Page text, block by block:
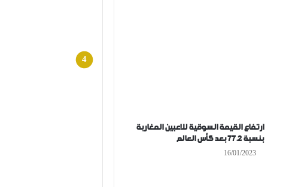
ارتفاع القيمة السوقية للاعبين المغاربة
بنسبة 77.2 بعد كأس العالم
16/01/2023